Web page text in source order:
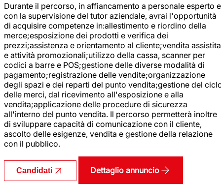
Durante il percorso, in affiancamento a personale esperto e
con la supervisione del tutor aziendale, avrai l'opportunità
di acquisire competenze in:allestimento e riordino della
merce;esposizione dei prodotti e verifica dei
prezzi;assistenza e orientamento al cliente;vendita assistita
e attività promozionali;utilizzo della cassa, scanner per
codici a barre e POS;gestione delle diverse modalità di
pagamento;registrazione delle vendite;organizzazione
degli spazi e dei reparti del punto vendita;gestione del
delle merci, dal ricevimento all'esposizione e alla
vendita;applicazione delle procedure di sicurezza
all'interno del punto vendita. Il percorso permetterà inoltre
di sviluppare capacità di comunicazione con il cliente,
ascolto delle esigenze, vendita e gestione della relazione
con il pubblico.
Candidati Dettaglio annuncio